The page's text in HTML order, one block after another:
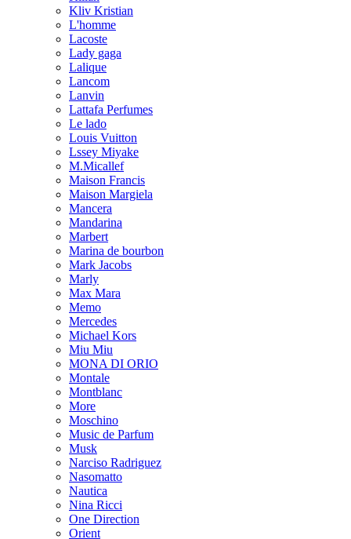
Kliv Kristian
L'homme
Lacoste
Lady gaga
Lalique
Lancom
Lanvin
Lattafa Perfumes
Le lado
Louis Vuitton
Lssey Miyake
M.Micallef
Maison Francis
Maison Margiela
Mancera
Mandarina
Marbert
Marina de bourbon
Mark Jacobs
Marly
Max Mara
Memo
Mercedes
Michael Kors
Miu Miu
MONA DI ORIO
Montale
Montblanc
More
Moschino
Music de Parfum
Musk
Narciso Radriguez
Nasomatto
Nautica
Nina Ricci
One Direction
Orient